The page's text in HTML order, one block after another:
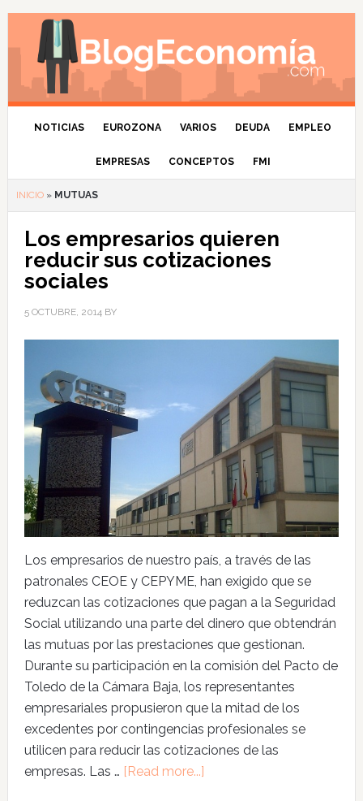
NOTICIAS EUROZONA VARIOS DEUDA EMPLEO
EMPRESAS CONCEPTOS FMI
INICIO» MUTUAS
Los empresarios quieren
reducir sus cotizaciones
sociales
5 OCTUBRE, 2014BY
Los empresarios de nuestro país, a través de las
patronales CEOE y CEPYME, han exigido que se
reduzcan las cotizaciones que pagan a la Seguridad
Social utilizando una parte del dinero que obtendrán
las mutuas por las prestaciones que gestionan.
Durante su participación en la comisión del Pacto de
Toledo de la Cámara Baja, los representantes
empresariales propusieron que la mitad de los
excedentes por contingencias profesionales se
utilicen para reducir las cotizaciones de las
empresas. Las … [Read more...]